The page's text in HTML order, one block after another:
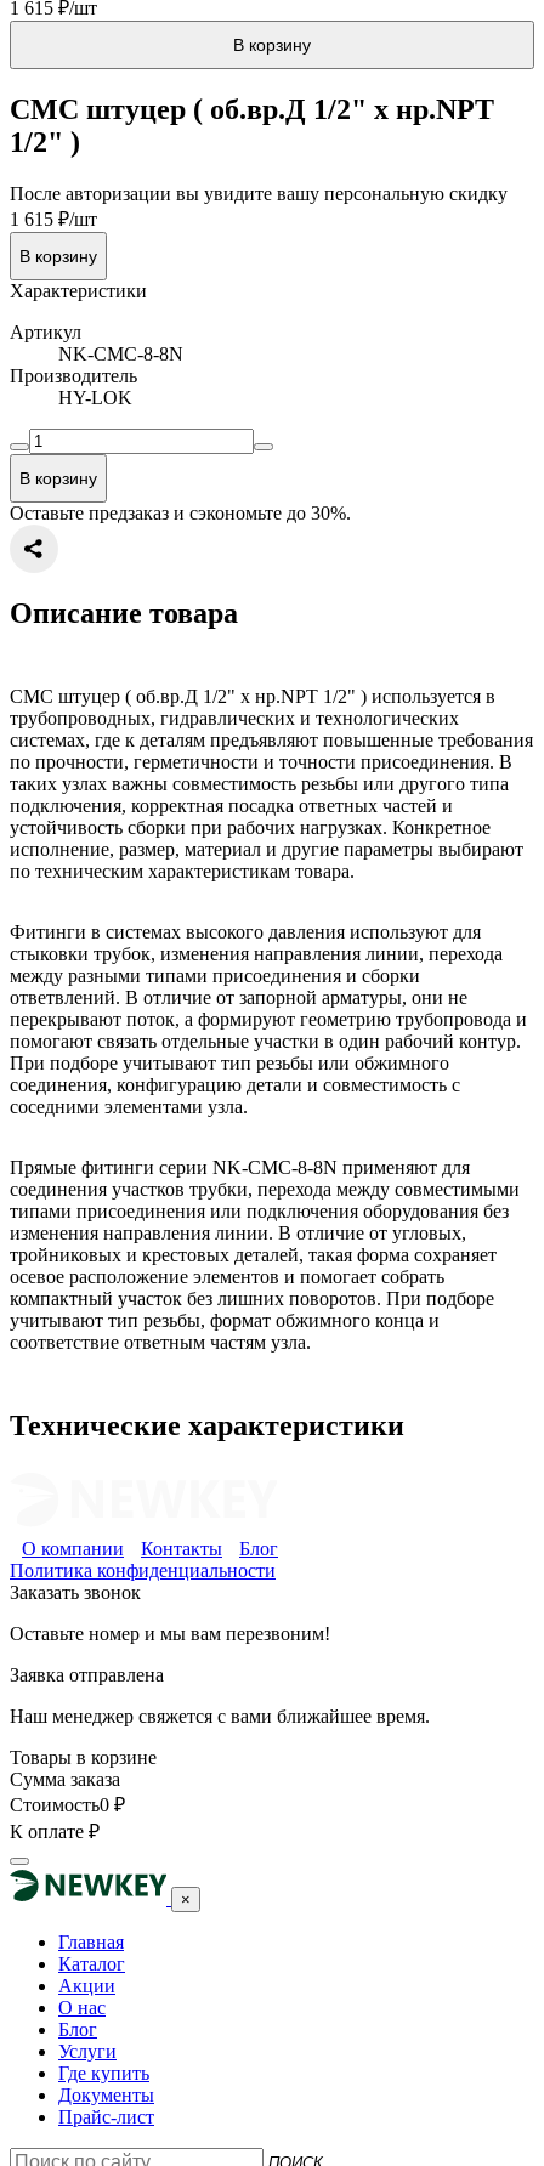
1 615 ₽/шт
В корзину
CMC штуцер ( об.вр.Д 1/2" x нр.NPT
1/2" )
После авторизации вы увидите вашу персональную скидку
1 615 ₽/шт
В корзину
Характеристики
Артикул
NK-CMC-8-8N
Производитель
HY-LOK
В корзину
Оставьте предзаказ и сэкономьте до 30%.
Описание товара
Прямые фитинги серии NK-CMC-8-8N применяют для
соединения участков трубки, перехода между совместимыми
типами присоединения или подключения оборудования без
изменения направления линии. В отличие от угловых,
тройниковых и крестовых деталей, такая форма сохраняет
осевое расположение элементов и помогает собрать
компактный участок без лишних поворотов. При подборе
учитывают тип резьбы, формат обжимного конца и
соответствие ответным частям узла.
Фитинги в системах высокого давления используют для
стыковки трубок, изменения направления линии, перехода
между разными типами присоединения и сборки
ответвлений. В отличие от запорной арматуры, они не
перекрывают поток, а формируют геометрию трубопровода и
помогают связать отдельные участки в один рабочий контур.
При подборе учитывают тип резьбы или обжимного
соединения, конфигурацию детали и совместимость с
соседними элементами узла.
CMC штуцер ( об.вр.Д 1/2" x нр.NPT 1/2" ) используется в
трубопроводных, гидравлических и технологических
системах, где к деталям предъявляют повышенные требования
по прочности, герметичности и точности присоединения. В
таких узлах важны совместимость резьбы или другого типа
подключения, корректная посадка ответных частей и
устойчивость сборки при рабочих нагрузках. Конкретное
исполнение, размер, материал и другие параметры выбирают
по техническим характеристикам товара.
Технические характеристики
О компании Контакты
Блог
Политика конфиденциальности
Заказать звонок
Оставьте номер и мы вам перезвоним!
Заявка отправлена
Наш менеджер свяжется с вами ближайшее время.
Товары в корзине
Сумма заказа
Стоимость0 ₽
К оплате ₽
×
Главная
Каталог
Акции
О нас
Блог
Услуги
Где купить
Документы
Прайс-лист